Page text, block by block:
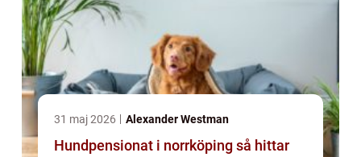
31 maj 2026 Alexander Westman
Hundpensionat i norrköping så hittar